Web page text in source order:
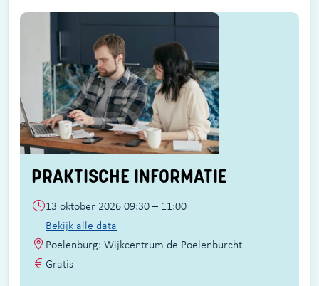
PRAKTISCHE INFORMATIE
13 oktober 2026 09:30 – 11:00
Bekijk alle data
Poelenburg: Wijkcentrum de Poelenburcht
Gratis